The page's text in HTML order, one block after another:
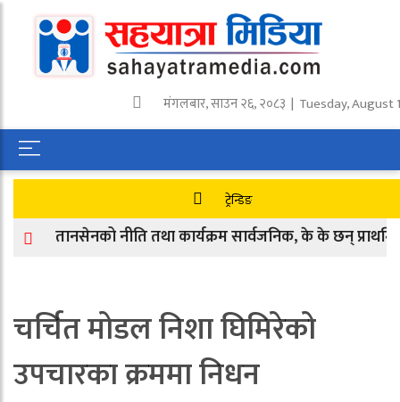
मंगलबार,साउन२६,२०८३ | Tuesday, August
ट्रेन्डिङ
तानसेनको नीति तथा कार्यक्रम सार्वजनिक, के के छन्
चर्चित मोडल निशा घिमिरेको
उपचारका क्रममा निधन